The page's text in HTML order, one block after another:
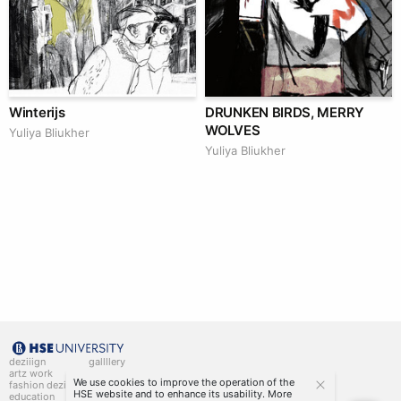
Winterijs
Yuliya Bliukher
DRUNKEN BIRDS, MERRY
WOLVES
Yuliya Bliukher
deziiign
artz work
fashion deziiign
education
gallllery
kiiids.art
We use cookies to improve the operation of the
HSE website and to enhance its usability. More